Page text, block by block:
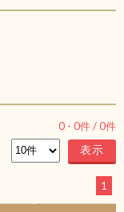
0 - 0件 /0件
1